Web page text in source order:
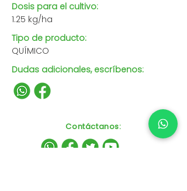
Dosis para el cultivo:
1.25 kg/ha
Tipo de producto:
QUÍMICO
Dudas adicionales, escríbenos:
Contáctanos: